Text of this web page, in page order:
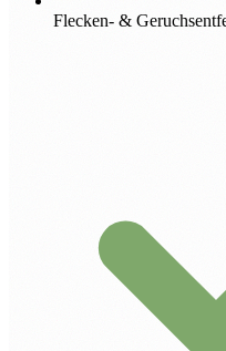
Flecken- &